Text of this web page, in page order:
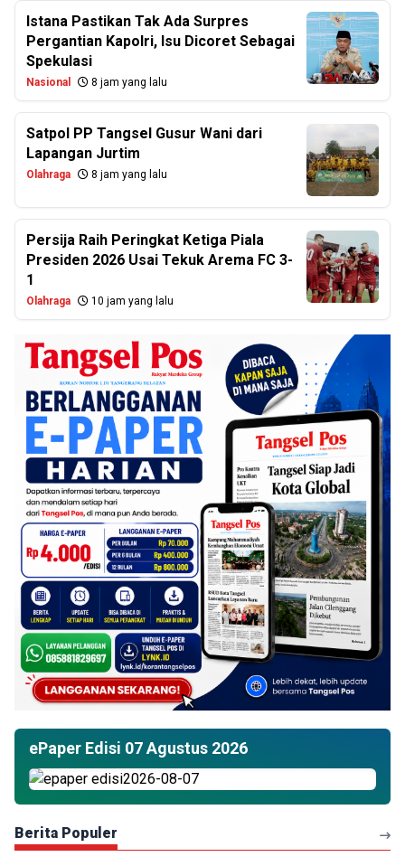
Istana Pastikan Tak Ada Surpres
Pergantian Kapolri, Isu Dicoret Sebagai
Spekulasi
Nasional 8 jam yang lalu
Satpol PP Tangsel Gusur Wani dari
Lapangan Jurtim
Olahraga 8 jam yang lalu
Persija Raih Peringkat Ketiga Piala
Presiden 2026 Usai Tekuk Arema FC 3-
1
Olahraga 10 jam yang lalu
ePaper Edisi 07 Agustus 2026
Berita Populer